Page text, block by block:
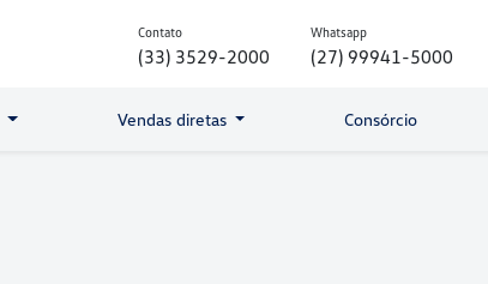
Contato
(33) 3529-2000
Whatsapp
(27) 99941-5000
Vendas diretas Consórcio